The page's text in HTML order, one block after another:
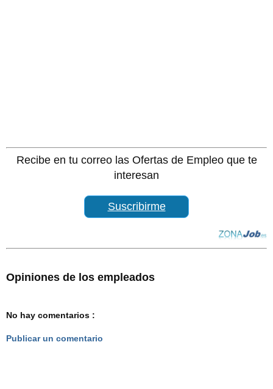
Recibe en tu correo las Ofertas de Empleo que te
interesan
Suscribirme
Opiniones de los empleados
No hay comentarios :
Publicar un comentario